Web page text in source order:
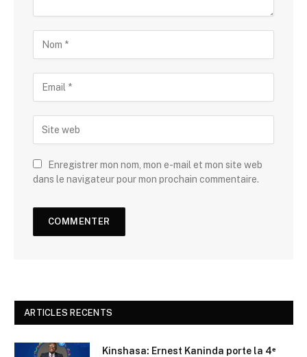
Enregistrer mon nom, mon e-mail et mon site web
dans le navigateur pour mon prochain commentaire.
ARTICLES RECENTS
Kinshasa: Ernest Kaninda porte la 4ᵉ